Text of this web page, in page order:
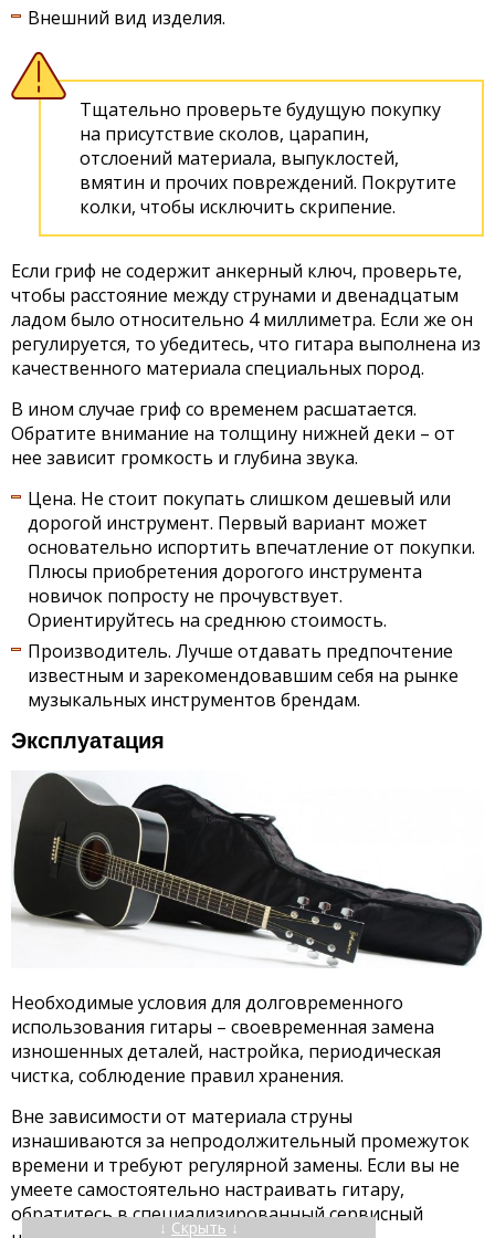
Внешний вид изделия.
Тщательно проверьте будущую покупку
на присутствие сколов, царапин,
отслоений материала, выпуклостей,
вмятин и прочих повреждений. Покрутите
колки, чтобы исключить скрипение.
Если гриф не содержит анкерный ключ, проверьте,
чтобы расстояние между струнами и двенадцатым
ладом было относительно 4 миллиметра. Если же он
регулируется, то убедитесь, что гитара выполнена из
качественного материала специальных пород.
В ином случае гриф со временем расшатается.
Обратите внимание на толщину нижней деки – от
нее зависит громкость и глубина звука.
Цена. Не стоит покупать слишком дешевый или
дорогой инструмент. Первый вариант может
основательно испортить впечатление от покупки.
Плюсы приобретения дорогого инструмента
новичок попросту не прочувствует.
Ориентируйтесь на среднюю стоимость.
Производитель. Лучше отдавать предпочтение
известным и зарекомендовавшим себя на рынке
музыкальных инструментов брендам.
Эксплуатация
Необходимые условия для долговременного
использования гитары – своевременная замена
изношенных деталей, настройка, периодическая
чистка, соблюдение правил хранения.
Вне зависимости от материала струны
изнашиваются за непродолжительный промежуток
времени и требуют регулярной замены. Если вы не
умеете самостоятельно настраивать гитару,
обратитесь в специализированный сервисный
↓ Скрыть ↓